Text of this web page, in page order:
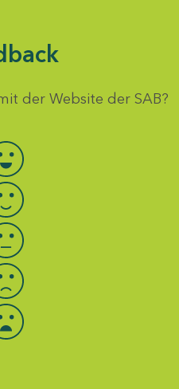
der Website der SAB?
auswählen